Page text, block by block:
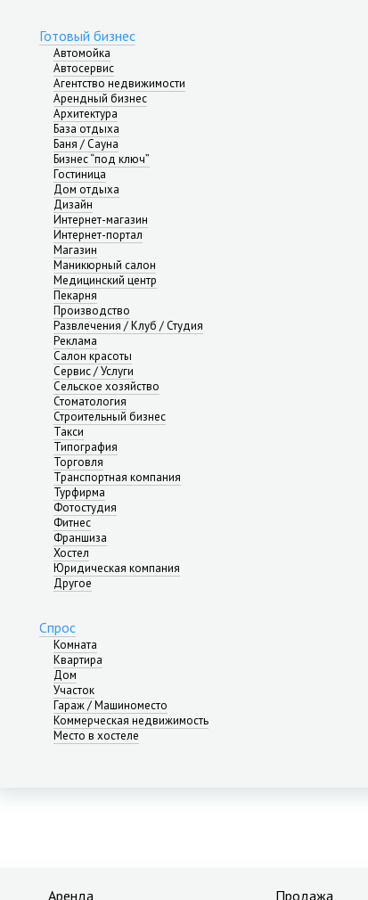
Готовый бизнес
Автомойка
Автосервис
Агентство недвижимости
Арендный бизнес
Архитектура
База отдыха
Баня / Сауна
Бизнес “под ключ”
Гостиница
Дом отдыха
Дизайн
Интернет-магазин
Интернет-портал
Магазин
Маникюрный салон
Медицинский центр
Пекарня
Производство
Развлечения / Клуб / Студия
Реклама
Салон красоты
Сервис / Услуги
Сельское хозяйство
Стоматология
Строительный бизнес
Такси
Типография
Торговля
Транспортная компания
Турфирма
Фотостудия
Фитнес
Франшиза
Хостел
Юридическая компания
Другое
Спрос
Комната
Квартира
Дом
Участок
Гараж / Машиноместо
Коммерческая недвижимость
Место в хостеле
Аренда Продажа